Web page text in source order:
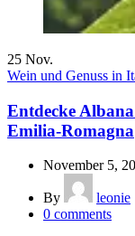
25 Nov.
Wein und Genuss in
Entdecke
Emilia-Romagna
November 5,
By
leonie
0 comments